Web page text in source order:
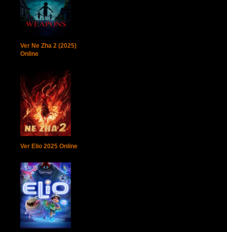
Ver Ne Zha 2 (2025)
Online
Ver Elio 2025 Online